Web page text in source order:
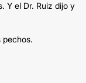
Y el Dr. Ruiz dijo y
pechos.